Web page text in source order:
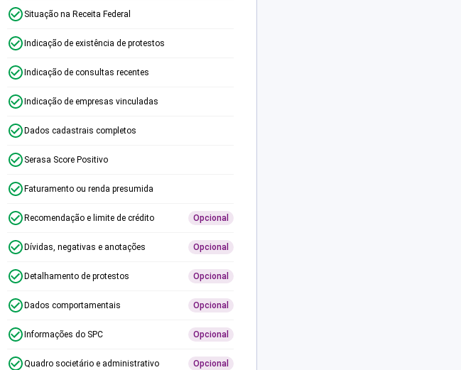
Situação na Receita Federal
Indicação de existência de protestos
Indicação de consultas recentes
Indicação de empresas vinculadas
Dados cadastrais completos
Serasa Score Positivo
Faturamento ou renda presumida
Recomendação e limite de crédito Opcional
Dívidas, negativas e anotações Opcional
Detalhamento de protestos Opcional
Dados comportamentais Opcional
Informações do SPC Opcional
Quadro societário e administrativo Opcional